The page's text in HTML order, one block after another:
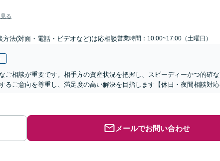
る
方法(対面・電話・ビデオなど)は応相談営業時間：10:00~17:00（土曜日）
ご相談が重要です。相手方の資産状況を把握し、スピーディーかつ的確
るご意向を尊重し、満足度の高い解決を目指します【休日・夜間相談対応
メールでお問い合わせ